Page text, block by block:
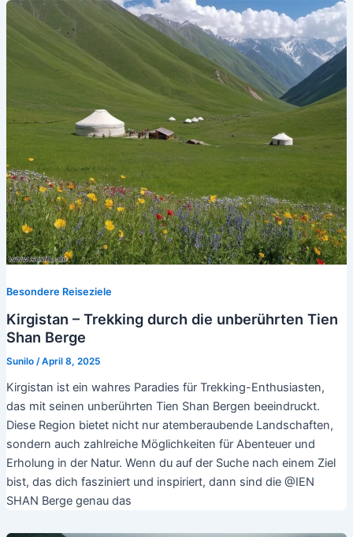
Besondere Reiseziele
Kirgistan – Trekking durch die unberührten Tien
Shan Berge
Sunilo /April 8, 2025
Kirgistan ist ein wahres Paradies für Trekking-Enthusiasten,
das mit seinen unberührten Tien Shan Bergen beeindruckt.
Diese Region bietet nicht nur atemberaubende Landschaften,
sondern auch zahlreiche Möglichkeiten für Abenteuer und
Erholung in der Natur. Wenn du auf der Suche nach einem Ziel
bist, das dich fasziniert und inspiriert, dann sind die @IEN
SHAN Berge genau das